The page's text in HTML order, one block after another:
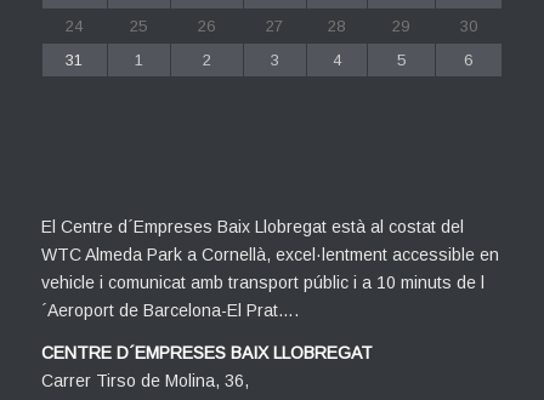
24
25 26 27 28 29
30
31
1 2 3 4 5 6
El Centre d´Empreses Baix Llobregat està al costat del
WTC Almeda Park a Cornellà, excel·lentment accessible en
vehicle i comunicat amb transport públic i a 10 minuts de l
´Aeroport de Barcelona-El Prat….
CENTRE D´EMPRESES BAIX LLOBREGAT
Carrer Tirso de Molina, 36,